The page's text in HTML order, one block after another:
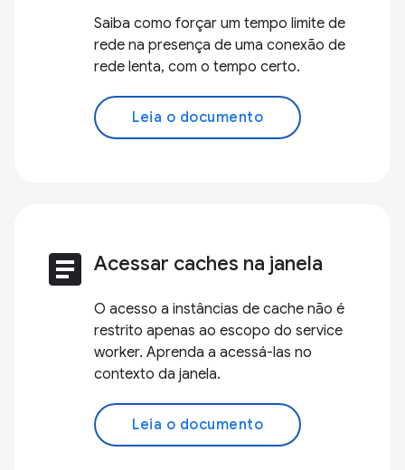
Saiba como forçar um tempo limite de
rede na presença de uma conexão de
rede lenta, com o tempo certo.
Leia o documento
article Acessar caches na janela
O acesso a instâncias de cache não é
restrito apenas ao escopo do service
worker. Aprenda a acessá-las no
contexto da janela.
Leia o documento